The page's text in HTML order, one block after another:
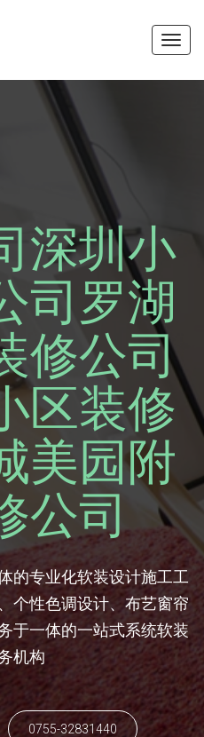
深圳小
司罗湖
修公司
区装修
美园附
公司
的专业化软装设计施工工
个性色调设计、布艺窗帘
于一体的一站式系统软装
机构
0755-32831440